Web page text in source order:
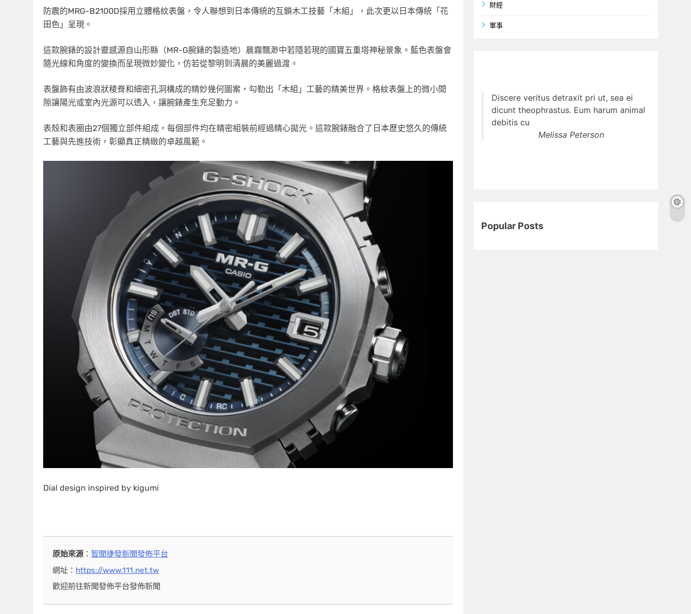
防震的MRG-B2100D採用立體格紋表盤，令人聯想到日本傳統的互鎖木工技藝「木組」，此次更以日本傳統「花
田色」呈現。
這款腕錶的設計靈感源自山形縣（MR-G腕錶的製造地）晨霧飄渺中若隱若現的國寶五重塔神秘景象。藍色表盤會
隨光線和角度的變換而呈現微妙變化，仿若從黎明到清晨的美麗過渡。
表盤飾有由波浪狀稜脊和細密孔洞構成的精妙幾何圖案，勾勒出「木組」工藝的精美世界。格紋表盤上的微小間
隙讓陽光或室內光源可以透入，讓腕錶產生充足動力。
表殼和表圈由27個獨立部件組成，每個部件均在精密組裝前經過精心拋光。這款腕錶融合了日本歷史悠久的傳統
工藝與先進技術，彰顯真正精緻的卓越風範。
Dial design inspired by kigumi
原始來源 ：智聞捷發新聞發佈平台
網址： https://www.111.net.tw
歡迎前往新聞發佈平台發佈新聞
財經
軍事
Discere veritus detraxit pri ut, sea ei
dicunt theophrastus. Eum harum animal
debitis cu
Melissa Peterson
Popular Posts